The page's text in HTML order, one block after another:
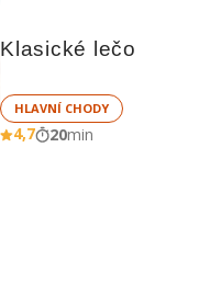
Klasické lečo
HLAVNÍ CHODY
4,7 20min